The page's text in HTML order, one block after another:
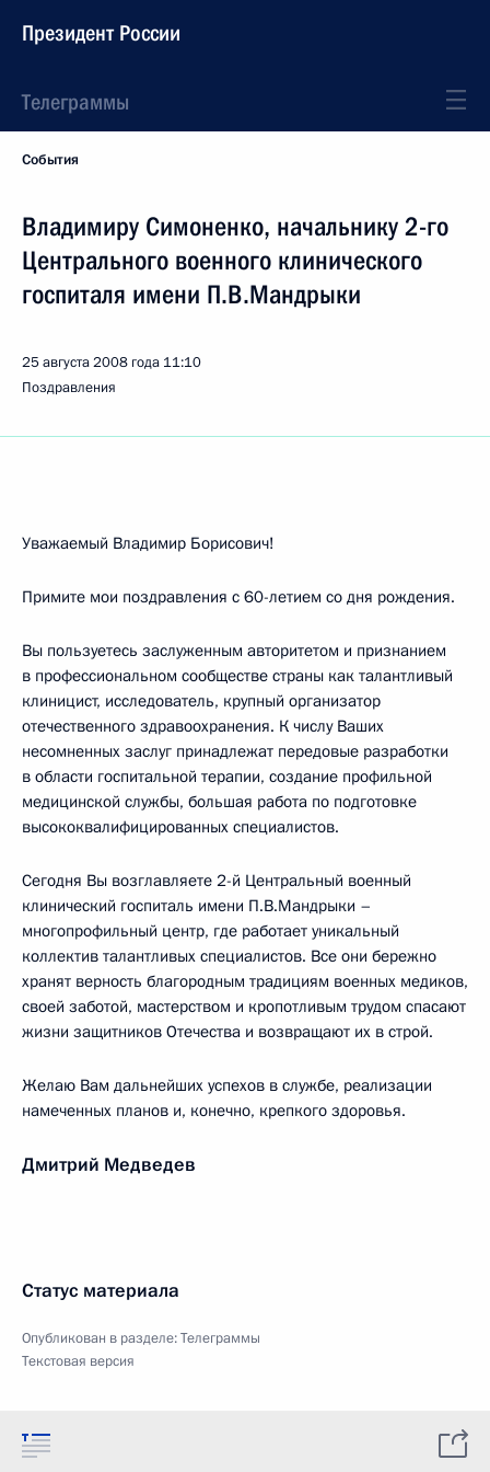
Президент России
Телеграммы
События
Владимиру Симоненко, начальнику 2-го
Центрального военного клинического
госпиталя имени П.В.Мандрыки
25 августа 2008 года 11:10
Поздравления
Уважаемый Владимир Борисович!
Примите мои поздравления с 60-летием со дня рождения.
Вы пользуетесь заслуженным авторитетом и признанием
в профессиональном сообществе страны как талантливый
клиницист, исследователь, крупный организатор
отечественного здравоохранения. К числу Ваших
несомненных заслуг принадлежат передовые разработки
в области госпитальной терапии, создание профильной
медицинской службы, большая работа по подготовке
высококвалифицированных специалистов.
Сегодня Вы возглавляете 2-й Центральный военный
клинический госпиталь имени П.В.Мандрыки –
многопрофильный центр, где работает уникальный
коллектив талантливых специалистов. Все они бережно
хранят верность благородным традициям военных медиков,
своей заботой, мастерством и кропотливым трудом спасают
жизни защитников Отечества и возвращают их в строй.
Желаю Вам дальнейших успехов в службе, реализации
намеченных планов и, конечно, крепкого здоровья.
Дмитрий Медведев
Статус материала
Опубликован в разделе:Телеграммы
Текстовая версия